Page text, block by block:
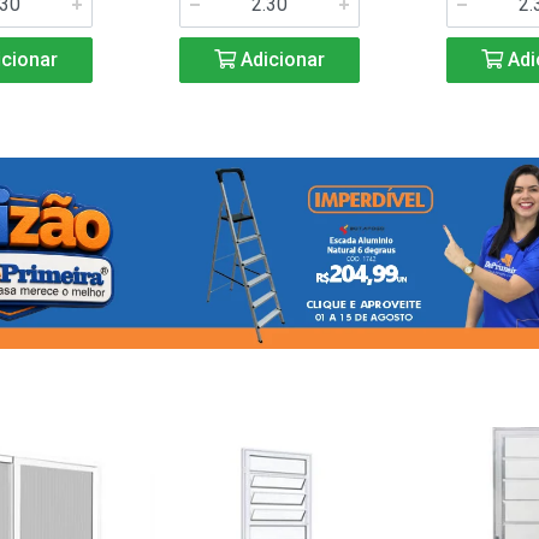
Adicionar